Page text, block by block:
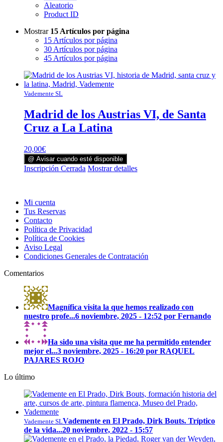
Aleatorio
Product ID
Mostrar 15 Artículos por página
15 Artículos por página
30 Artículos por página
45 Artículos por página
Vademente SL
Madrid de los Austrias VI, de Santa
Cruz a La Latina
20,00€
@ Avisar cuando esté disponible
Inscripción Cerrada Mostrar detalles
Mi cuenta
Tus Reservas
Contacto
Política de Privacidad
Política de Cookies
Aviso Legal
Condiciones Generales de Contratación
Comentarios
Magnífica visita la que hemos realizado con
nuestro profe...6 noviembre, 2025 - 12:52 por Fernando
Ha sido una visita que me ha permitido entender
mejor el...3 noviembre, 2025 - 16:20 por RAQUEL
PAJARES ROJO
Lo último
Vademente SLVademente en El Prado, Dirk Bouts. Tríptico
de la vida...20 noviembre, 2022 - 15:57